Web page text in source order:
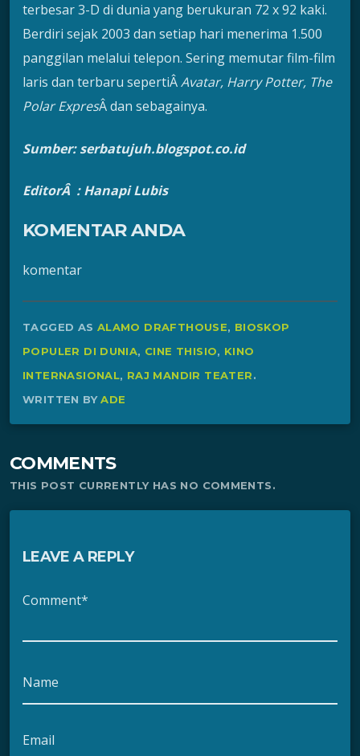
terbesar 3-D di dunia yang berukuran 72 x 92 kaki.
Berdiri sejak 2003 dan setiap hari menerima 1.500
panggilan melalui telepon. Sering memutar film-film
laris dan terbaru sepertiÂAvatar, Harry Potter, The
Polar ExpresÂ dan sebagainya.
Sumber: serbatujuh.blogspot.co.id
EditorÂ : Hanapi Lubis
KOMENTAR ANDA
komentar
TAGGED AS ALAMO DRAFTHOUSE, BIOSKOP
POPULER DI DUNIA, CINE THISIO, KINO
INTERNASIONAL, RAJ MANDIR TEATER.
WRITTEN BYADE
COMMENTS
THIS POST CURRENTLY HAS NO COMMENTS.
LEAVE A REPLY
Comment*
Name
Email